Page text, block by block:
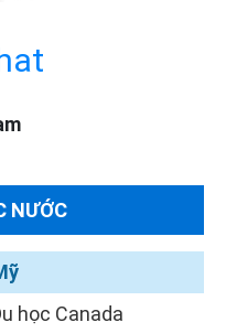
NƯỚC
học Canada